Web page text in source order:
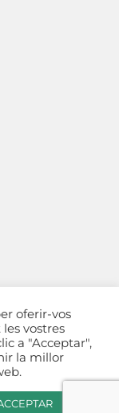
Política
[Configurar]
oferir-vos
vostres
a "Acceptar",
la millor